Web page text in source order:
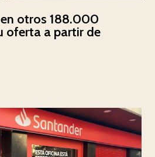
otros 188.000
oferta a partir de